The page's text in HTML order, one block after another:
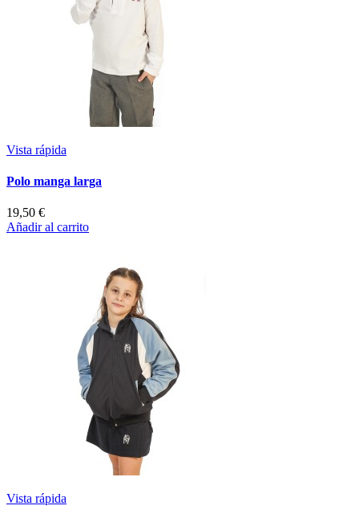
Vista rápida
Polo manga larga
19,50 €
Añadir al carrito
Vista rápida